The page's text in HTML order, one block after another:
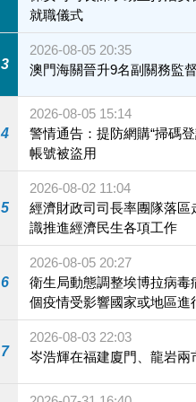
就職儀式
3
2026-08-05 20:35
澳門海關晉升9名副關務監督
4
2026-08-05 15:14
警情通告：提防網購“掃碼
帳號被盜用
5
2026-08-02 11:04
經濟財政司司長率團隊落區
識推進經濟民生各項工作
6
2026-08-05 20:27
衛生局動態調整埃博拉病毒
個疫情受影響國家或地區進
施
7
2026-08-03 22:03
岑浩輝在福建廈門、龍岩兩